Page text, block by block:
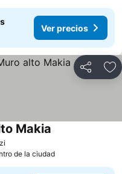
Ver precios
Compartir
Makia
de la ciudad